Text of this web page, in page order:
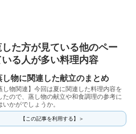
した方が見ている他のペー
る人が多い料理内容
し物に関連した献立のまとめ
し物関連】今回は夏に関連した料理内容を
たので、蒸し物の献立や和食調理の参考に
いかがでしょうか。
【この記事を利用する】＞